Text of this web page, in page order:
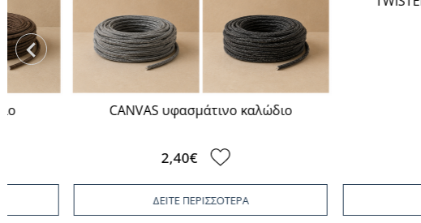
CANVAS υφασμάτινο καλώδιο
ΔΕΙΤΕ ΠΕΡΙΣΣΟΤΕΡΑ ΔΕΙΤΕ